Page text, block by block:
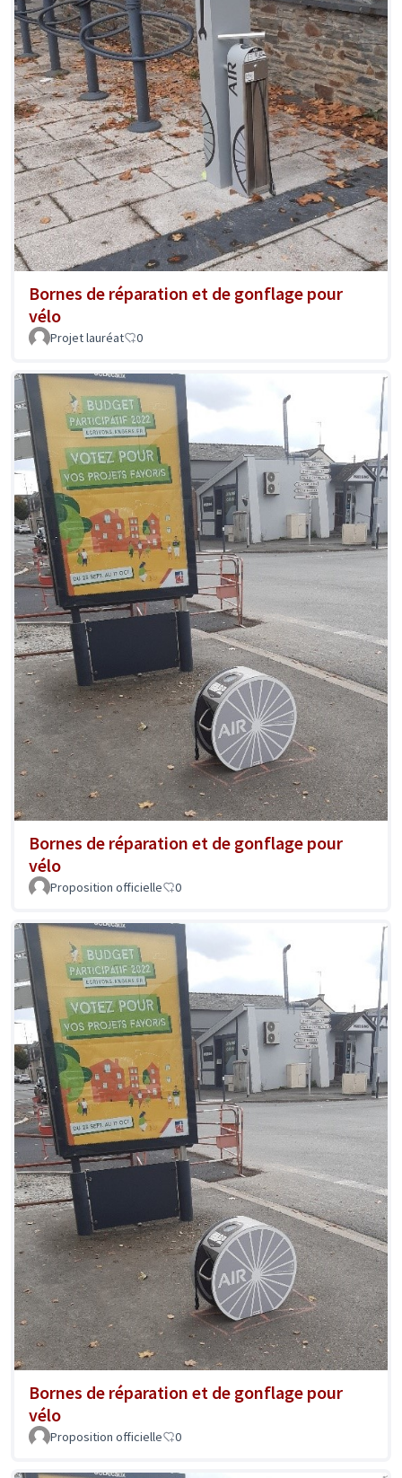
Bornes de réparation et de gonflage pour
vélo
Projet lauréat 0
Bornes de réparation et de gonflage pour
vélo
Proposition officielle 0
Bornes de réparation et de gonflage pour
vélo
Proposition officielle 0